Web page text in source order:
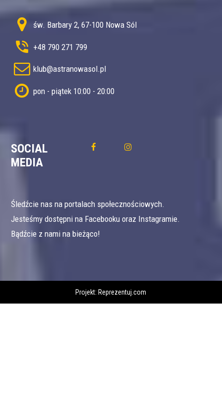
św. Barbary 2, 67-100 Nowa Sól
+48 790 271 799
klub@astranowasol.pl
pon - piątek 10:00 - 20:00
SOCIAL
MEDIA
Śledźcie nas na portalach społecznościowych.
Jesteśmy dostępni na Facebooku oraz Instagramie.
Bądźcie z nami na bieżąco!
Projekt: Reprezentuj.com